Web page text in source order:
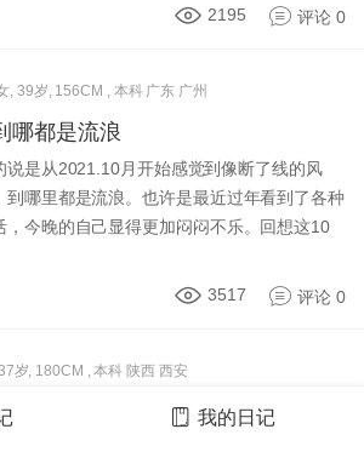
评论 0
2195
岁, 156CM , 本科 广东 广州
哪都是流浪
说是从2021.10月开始感觉到像断了线的风
到哪里都是流浪。也许是最近过年看到了各种
，今晚的自己显得更加闷闷不乐。回想这10
评论 0
3517
, 180CM , 本科 陕西 西安
我的日记